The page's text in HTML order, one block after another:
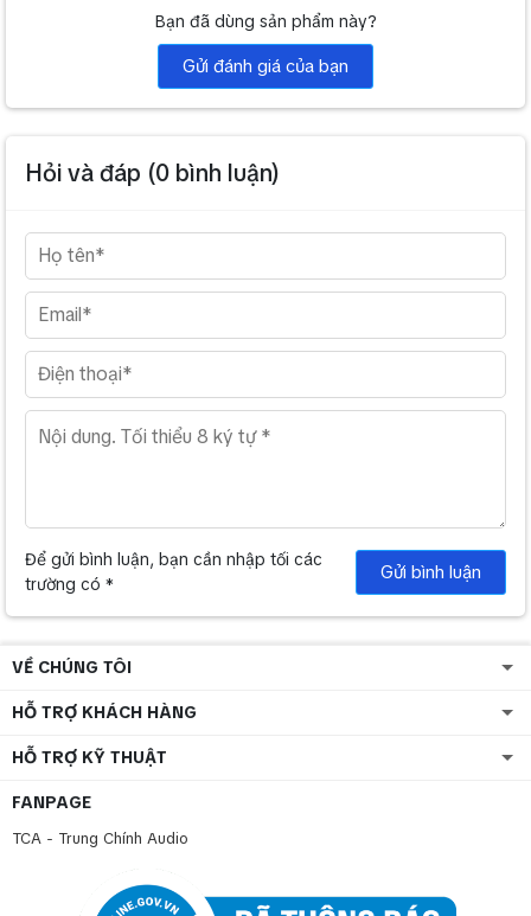
Bạn đã dùng sản phẩm này?
Gửi đánh giá của bạn
Hỏi và đáp (0 bình luận)
Để gửi bình luận, bạn cần nhập tối các
trường có *
Gửi bình luận
VỀ CHÚNG TÔI
HỖ TRỢ KHÁCH HÀNG
HỖ TRỢ KỸ THUẬT
FANPAGE
TCA - Trung Chính Audio